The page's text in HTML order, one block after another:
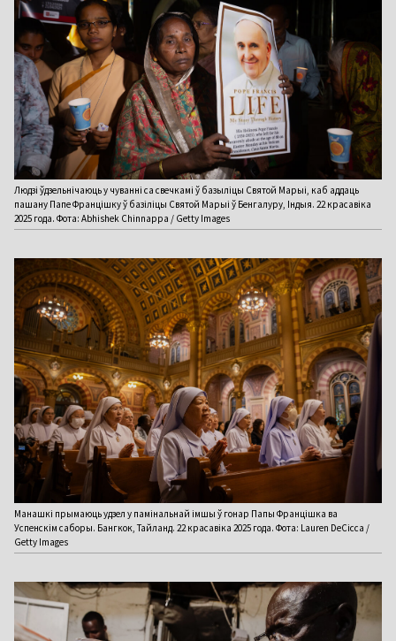
Людзі ўдзельнічаюць у чуванні са свечкамі ў базыліцы Святой Марыі, каб аддаць
пашану Папе Францішку ў базіліцы Святой Марыі ў Бенгалуру, Індыя. 22 красавіка
2025 года. Фота: Abhishek Chinnappa / Getty Images
Манашкі прымаюць удзел у памінальнай імшы ў гонар Папы Францішка ва
Успенскім саборы. Бангкок, Тайланд. 22 красавіка 2025 года. Фота: Lauren DeCicca /
Getty Images